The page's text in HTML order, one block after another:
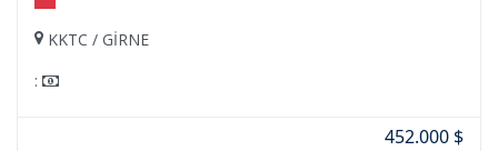
KKTC / GİRNE
:
452.000 $